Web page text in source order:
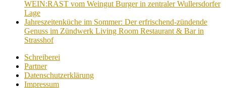
WEIN:RAST vom Weingut Burger in zentraler Wullersdorfer
Lage
Jahreszeitenküche im Sommer: Der erfrischend-zündende
Genuss im Zündwerk Living Room Restaurant & Bar in
Strasshof
Schreiberei
Partner
Datenschutzerklärung
Impressum